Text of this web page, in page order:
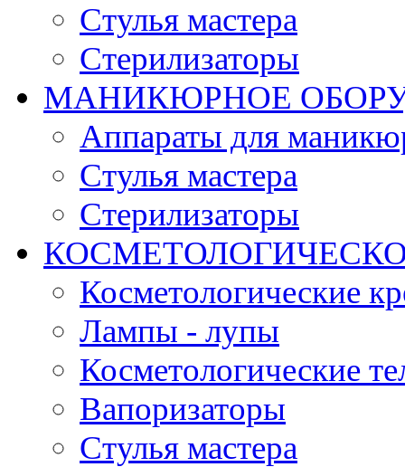
Стулья мастера
Стерилизаторы
МАНИКЮРНОЕ
Аппараты для
Стулья мастера
Стерилизаторы
Косметологические
Лампы - лупы
Косметологические
Вапоризаторы
Стулья мастера